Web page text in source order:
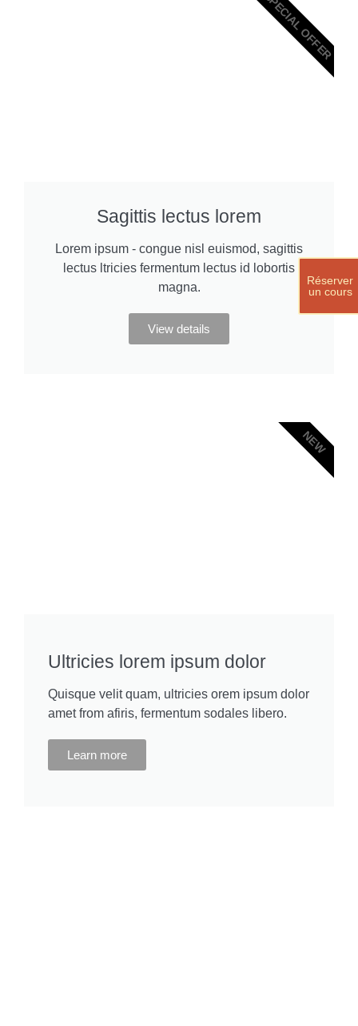
Réserver
un cours
Sagittis lectus lorem
Lorem ipsum - congue nisl euismod, sagittis
lectus ltricies fermentum lectus id lobortis
magna.
View details
SPECIAL OFFER
Ultricies lorem ipsum dolor
Quisque velit quam, ultricies orem ipsum dolor
amet from afiris, fermentum sodales libero.
Learn more
NEW